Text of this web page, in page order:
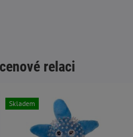
relaci
Skladem